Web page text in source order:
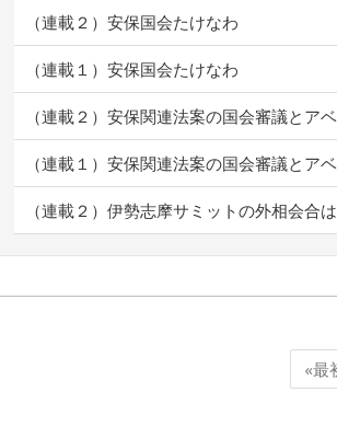
（連載２）安保国会たけなわ
（連載１）安保国会たけなわ
（連載２）安保関連法案の国会審議とア
（連載１）安保関連法案の国会審議とア
（連載２）伊勢志摩サミットの外相会合
«最